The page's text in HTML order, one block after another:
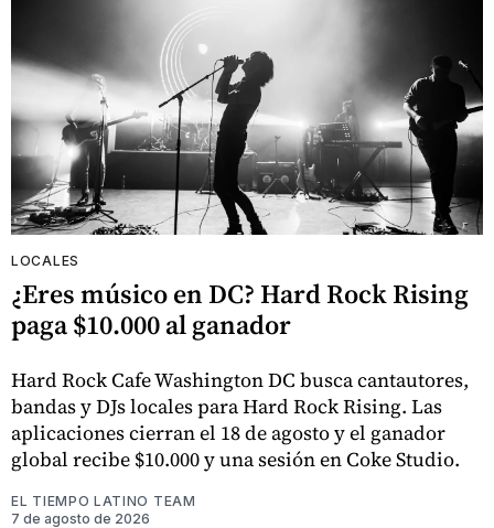
LOCALES
¿Eres músico en DC? Hard Rock Rising
paga $10.000 al ganador
Hard Rock Cafe Washington DC busca cantautores,
bandas y DJs locales para Hard Rock Rising. Las
aplicaciones cierran el 18 de agosto y el ganador
global recibe $10.000 y una sesión en Coke Studio.
EL TIEMPO LATINO TEAM
7 de agosto de 2026